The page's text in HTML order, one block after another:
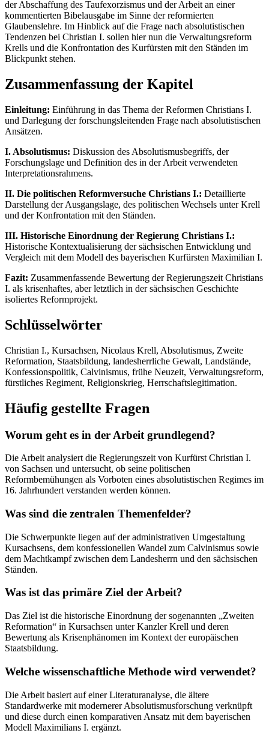
der Abschaffung des Taufexorzismus und der Arbeit an einer
kommentierten Bibelausgabe im Sinne der reformierten
Glaubenslehre. Im Hinblick auf die Frage nach absolutistischen
Tendenzen bei Christian I. sollen hier nun die Verwaltungsreform
Krells und die Konfrontation des Kurfürsten mit den Ständen im
Blickpunkt stehen.
Zusammenfassung der Kapitel
Einleitung: Einführung in das Thema der Reformen Christians I.
und Darlegung der forschungsleitenden Frage nach absolutistischen
Ansätzen.
I. Absolutismus: Diskussion des Absolutismusbegriffs, der
Forschungslage und Definition des in der Arbeit verwendeten
Interpretationsrahmens.
II. Die politischen Reformversuche Christians I.: Detaillierte
Darstellung der Ausgangslage, des politischen Wechsels unter Krell
und der Konfrontation mit den Ständen.
III. Historische Einordnung der Regierung Christians I.:
Historische Kontextualisierung der sächsischen Entwicklung und
Vergleich mit dem Modell des bayerischen Kurfürsten Maximilian I.
Fazit: Zusammenfassende Bewertung der Regierungszeit Christians
I. als krisenhaftes, aber letztlich in der sächsischen Geschichte
isoliertes Reformprojekt.
Schlüsselwörter
Christian I., Kursachsen, Nicolaus Krell, Absolutismus, Zweite
Reformation, Staatsbildung, landesherrliche Gewalt, Landstände,
Konfessionspolitik, Calvinismus, frühe Neuzeit, Verwaltungsreform,
fürstliches Regiment, Religionskrieg, Herrschaftslegitimation.
Häufig gestellte Fragen
Worum geht es in der Arbeit grundlegend?
Die Arbeit analysiert die Regierungszeit von Kurfürst Christian I.
von Sachsen und untersucht, ob seine politischen
Reformbemühungen als Vorboten eines absolutistischen Regimes im
16. Jahrhundert verstanden werden können.
Was sind die zentralen Themenfelder?
Die Schwerpunkte liegen auf der administrativen Umgestaltung
Kursachsens, dem konfessionellen Wandel zum Calvinismus sowie
dem Machtkampf zwischen dem Landesherrn und den sächsischen
Ständen.
Was ist das primäre Ziel der Arbeit?
Das Ziel ist die historische Einordnung der sogenannten „Zweiten
Reformation“ in Kursachsen unter Kanzler Krell und deren
Bewertung als Krisenphänomen im Kontext der europäischen
Staatsbildung.
Welche wissenschaftliche Methode wird verwendet?
Die Arbeit basiert auf einer Literaturanalyse, die ältere
Standardwerke mit modernerer Absolutismusforschung verknüpft
und diese durch einen komparativen Ansatz mit dem bayerischen
Modell Maximilians I. ergänzt.